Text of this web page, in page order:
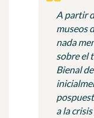
A partir
museos
nada
sobre el
Bienal
a la